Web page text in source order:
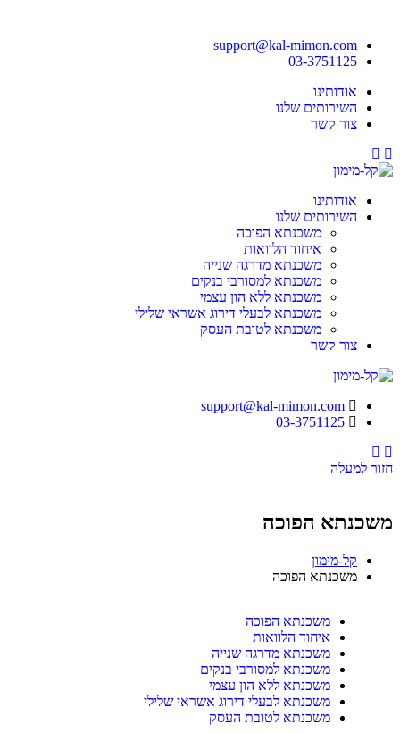
support@kal-mimon.com
03-3751125
אודותינו
השירותים שלנו
צור קשר
Facebook
אודותינו
השירותים שלנו
משכנתא הפוכה
איחוד הלוואות
משכנתא מדרגה שנייה
משכנתא למסורבי בנקים
משכנתא ללא הון עצמי
משכנתא לבעלי דירוג אשראי שלילי
משכנתא לטובת העסק
צור קשר
support@kal-mimon.com
03-3751125
Facebook
חזור למעלה
משכנתא הפוכה
קל-מימון
משכנתא הפוכה
משכנתא הפוכה
איחוד הלוואות
משכנתא מדרגה שנייה
משכנתא למסורבי בנקים
משכנתא ללא הון עצמי
משכנתא לבעלי דירוג אשראי שלילי
משכנתא לטובת העסק